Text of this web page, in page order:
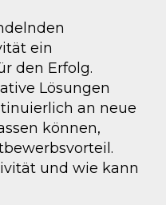
ein
den Erfolg.
Lösungen
an neue
können,
und wie kann